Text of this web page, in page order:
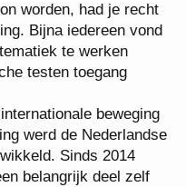
worden, had je recht
Bijna iedereen vond
te werken
testen toegang
beweging
werd de Nederlandse
Sinds 2014
belangrijk deel zelf